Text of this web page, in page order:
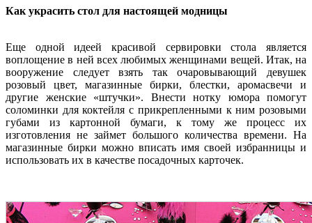
Как украсить стол для настоящей модницы
Еще одной идеей красивой сервировки стола является
воплощение в ней всех любимых женщинами вещей. Итак, на
вооружение следует взять так очаровывающий девушек
розовый цвет, магазинные бирки, блестки, аромасвечи и
другие женские «штучки». Внести нотку юмора помогут
соломинки для коктейля с прикрепленными к ним розовыми
губами из картонной бумаги, к тому же процесс их
изготовления не займет большого количества времени. На
магазинные бирки можно вписать имя своей избранницы и
использовать их в качестве посадочных карточек.